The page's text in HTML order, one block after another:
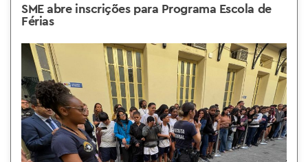
SME abre inscrições para Programa Escola de
Férias